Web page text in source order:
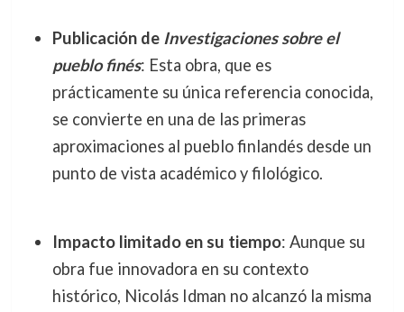
Publicación de Investigaciones sobre el
pueblo finés: Esta obra, que es
prácticamente su única referencia conocida,
se convierte en una de las primeras
aproximaciones al pueblo finlandés desde un
punto de vista académico y filológico.
Impacto limitado en su tiempo: Aunque su
obra fue innovadora en su contexto
histórico, Nicolás Idman no alcanzó la misma